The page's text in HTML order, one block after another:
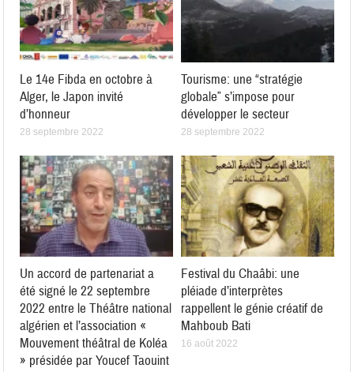
Le 14e Fibda en octobre à
Alger, le Japon invité
d’honneur
28 septembre 2022
Tourisme: une “stratégie
globale” s’impose pour
développer le secteur
28 septembre 2022
Un accord de partenariat a
été signé le 22 septembre
2022 entre le Théâtre national
algérien et l’association «
Mouvement théâtral de Koléa
» présidée par Youcef Taouint
Festival du Chaâbi: une
pléiade d’interprètes
rappellent le génie créatif de
Mahboub Bati
16 août 2022